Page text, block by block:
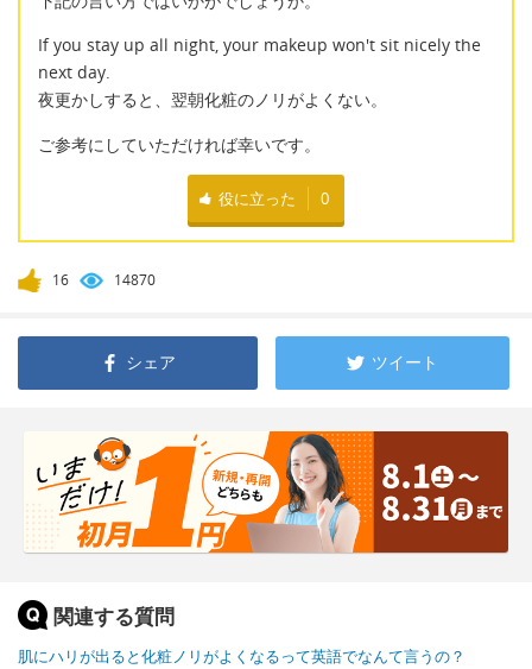
If you stay up all night, your makeup won't sit nicely the
next day.
夜更かしすると、翌朝化粧のノリがよくない。
ご参考にしていただければ幸いです。
役に立った 0
16 14870
シェア ツイート
関連する質問
​‎肌にハリが出ると化粧ノリがよくなるって英語でなんて言うの？